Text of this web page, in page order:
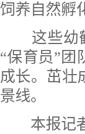
饲养自然孵
这些幼鹤
“保育员”团
成长。茁壮
景线。
本报记者